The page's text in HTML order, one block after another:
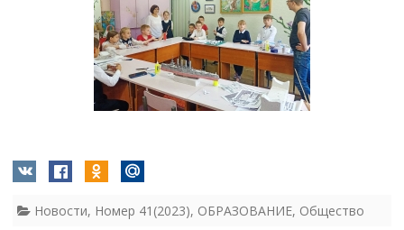
Новости, Номер 41(2023), ОБРАЗОВАНИЕ, Общество